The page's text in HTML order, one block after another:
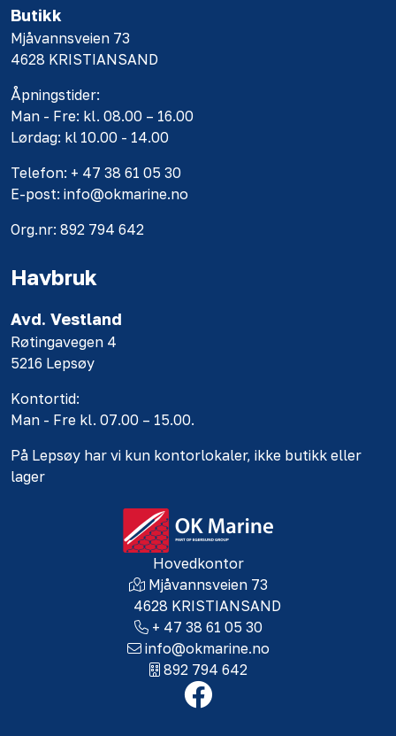
Butikk
Mjåvannsveien 73
4628 KRISTIANSAND
Åpningstider:
Man - Fre: kl. 08.00 – 16.00
Lørdag: kl 10.00 - 14.00
Telefon: + 47 38 61 05 30
E-post: info@okmarine.no
Org.nr: 892 794 642
Havbruk
Avd. Vestland
Røtingavegen 4
5216 Lepsøy
Kontortid:
Man - Fre kl. 07.00 – 15.00.
På Lepsøy har vi kun kontorlokaler, ikke butikk eller
lager
Hovedkontor
Mjåvannsveien 73
4628 KRISTIANSAND
+ 47 38 61 05 30
info@okmarine.no
892 794 642